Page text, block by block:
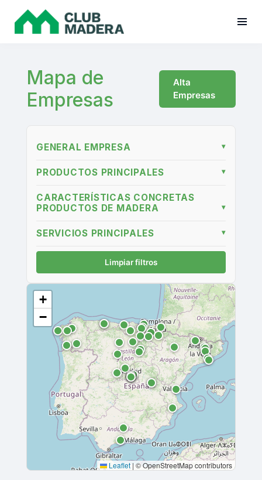
Mapa de
Empresas
Alta
Empresas
GENERAL EMPRESA ▾
PRODUCTOS PRINCIPALES ▾
CARACTERÍSTICAS CONCRETAS
PRODUCTOS DE MADERA
▾
SERVICIOS PRINCIPALES ▾
Limpiar filtros
+
−
Leaflet | © OpenStreetMap contributors